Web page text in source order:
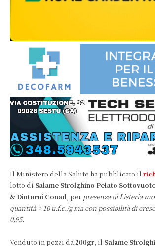
Il Ministero della Salute ha pubblicato il
lotto di Salame Strolghino Pelato Sottovuoto
& Dintorni Conad , per presenza di Listeria
quantità < 10 u.f.c./g ma con possibilità di
0,95.
Venduto in pezzi da 200gr , il Salame